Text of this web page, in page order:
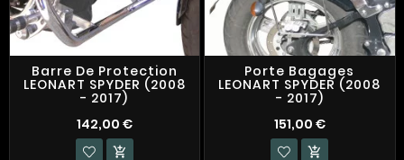
Barre De Protection
LEONART SPYDER (2008
- 2017)
142,00 €

Porte Bagages
LEONART SPYDER (2008
- 2017)
151,00 €
